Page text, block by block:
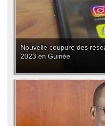
Nouvelle coupure des
2023 en Guinée